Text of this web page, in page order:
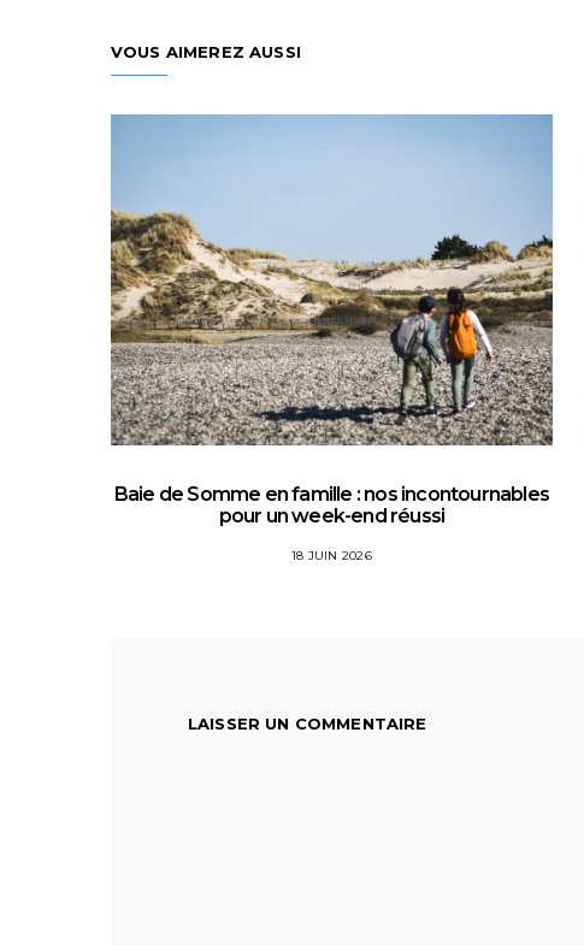
VOUS AIMEREZ AUSSI
Baie de Somme en famille : nos incontournables
pour un week-end réussi
18 JUIN 2026
LAISSER UN COMMENTAIRE